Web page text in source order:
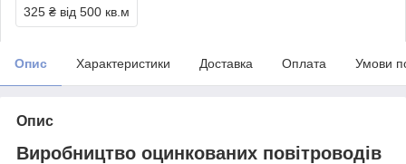
325 ₴ від 500 кв.м
Опис Характеристики Доставка Оплата Умови
Опис
Виробництво оцинкованих повітроводів